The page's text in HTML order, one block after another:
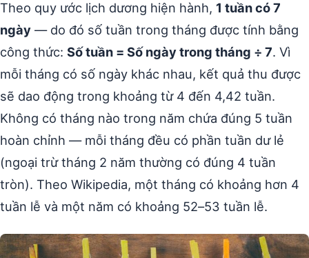
Theo quy ước lịch dương hiện hành, 1 tuần có 7
ngày — do đó số tuần trong tháng được tính bằng
công thức: Số tuần = Số ngày trong tháng ÷ 7. Vì
mỗi tháng có số ngày khác nhau, kết quả thu được
sẽ dao động trong khoảng từ 4 đến 4,42 tuần.
Không có tháng nào trong năm chứa đúng 5 tuần
hoàn chỉnh — mỗi tháng đều có phần tuần dư lẻ
(ngoại trừ tháng 2 năm thường có đúng 4 tuần
tròn). Theo Wikipedia, một tháng có khoảng hơn 4
tuần lễ và một năm có khoảng 52–53 tuần lễ.